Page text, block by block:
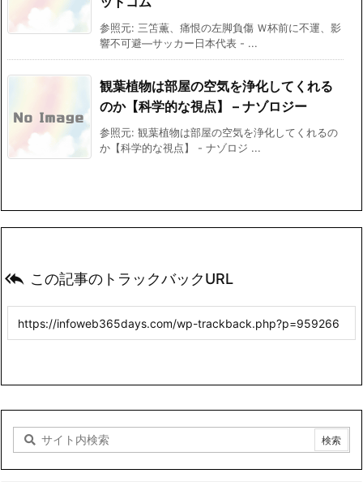
参照元: 三笘薫、痛恨の左脚負傷 Ｗ杯前に不運、影
響不可避―サッカー日本代表 - ...
観葉植物は部屋の空気を浄化してくれる
のか【科学的な視点】 – ナゾロジー
参照元: 観葉植物は部屋の空気を浄化してくれるの
か【科学的な視点】 - ナゾロジ ...
 この記事のトラックバックURL